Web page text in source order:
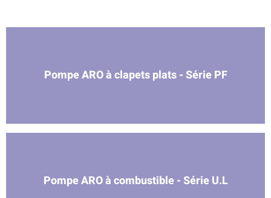
Pompe ARO à clapets plats - Série PF
Pompe ARO à combustible - Série U.L